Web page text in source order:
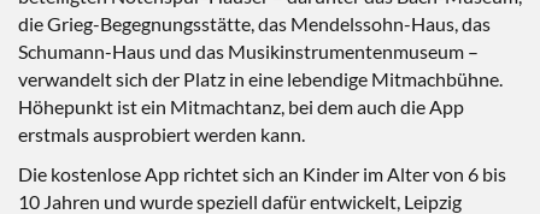
die Grieg-Begegnungsstätte, das Mendelssohn-Haus, das
Schumann-Haus und das Musikinstrumentenmuseum –
verwandelt sich der Platz in eine lebendige Mitmachbühne.
Höhepunkt ist ein Mitmachtanz, bei dem auch die App
erstmals ausprobiert werden kann.
Die kostenlose App richtet sich an Kinder im Alter von 6 bis
10 Jahren und wurde speziell dafür entwickelt, Leipzig